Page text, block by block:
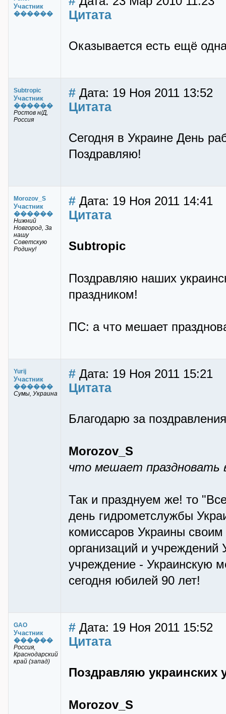
Участник
������
Цитата
Оказывается есть ещё
Subtropic
Участник
������
Ростов н/Д,
Россия
# Дата: 19 Ноя 2011 13:52
Цитата
Сегодня в Украине День
Поздравляю!
Morozov_S
Участник
������
Нижний
Новгород, За
нашу
Советскую
Родину!
# Дата: 19 Ноя 2011 14:41
Цитата
Subtropic
Поздравляю наших
праздником!
ПС: а что мешает
Yurij
Участник
������
Сумы, Украина
# Дата: 19 Ноя 2011 15:21
Цитата
Благодарю за
Morozov_S
что мешает праздновать
Так и празднуем же! то
день гидрометслужбы
комиссаров Украины своим
организаций и учреждений
учреждение - Украинскую
сегодня юбилей 90 лет!
GAO
Участник
������
Россия,
Краснодарский
край (запад)
# Дата: 19 Ноя 2011 15:52
Цитата
Поздравляю украинских
Morozov_S